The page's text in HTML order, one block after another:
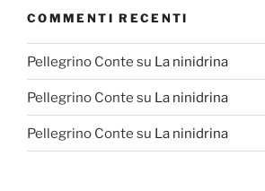
COMMENTI RECENTI
Pellegrino Conte su La ninidrina
Pellegrino Conte su La ninidrina
Pellegrino Conte su La ninidrina